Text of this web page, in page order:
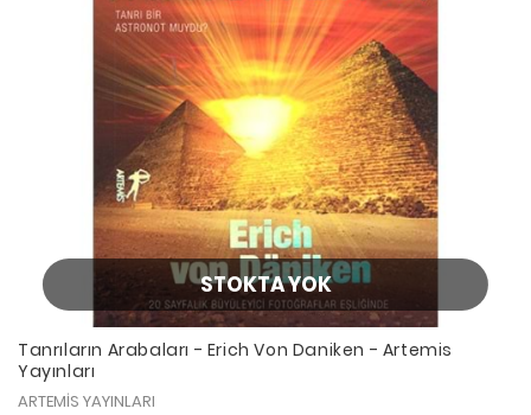
STOKTA YOK
Tanrıların Arabaları - Erich Von Daniken - Artemis
Yayınları
ARTEMİS YAYINLARI